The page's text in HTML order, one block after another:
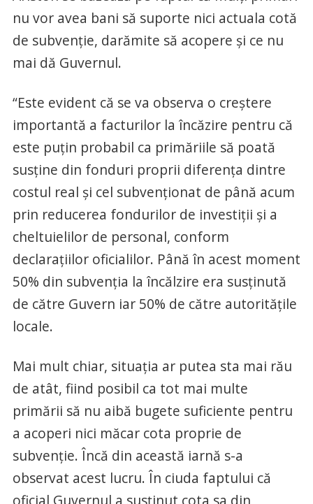
nu vor avea bani să suporte nici actuala cotă
de subvenţie, darămite să acopere şi ce nu
mai dă Guvernul.
“Este evident că se va observa o creştere
importantă a facturilor la încăzire pentru că
este puţin probabil ca primăriile să poată
susţine din fonduri proprii diferenţa dintre
costul real şi cel subvenţionat de până acum
prin reducerea fondurilor de investiţii şi a
cheltuielilor de personal, conform
declaraţiilor oficialilor. Până în acest moment
50% din subvenţia la încălzire era susţinută
de către Guvern iar 50% de către autorităţile
locale.
Mai mult chiar, situaţia ar putea sta mai rău
de atât, fiind posibil ca tot mai multe
primării să nu aibă bugete suficiente pentru
a acoperi nici măcar cota proprie de
subvenţie. Încă din această iarnă s-a
observat acest lucru. În ciuda faptului că
oficial Guvernul a susţinut cota sa din